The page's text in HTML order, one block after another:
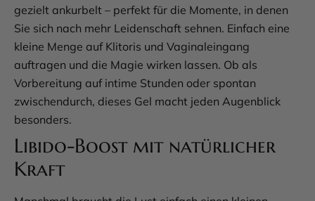
gezielt ankurbelt – perfekt für die Momente, in denen
Sie sich nach mehr Leidenschaft sehnen. Einfach eine
kleine Menge auf Klitoris und Vaginaleingang
auftragen und die Magie wirken lassen. Ob als
Vorbereitung auf intime Stunden oder spontan
zwischendurch, dieses Gel macht jeden Augenblick
besonders.
Libido-Boost mit natürlicher
Kraft